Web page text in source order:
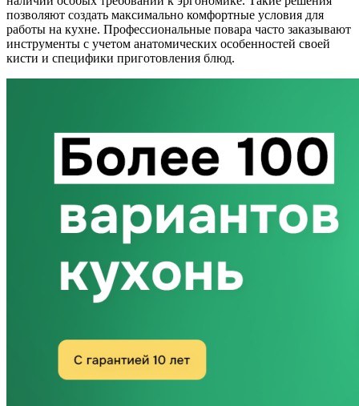
позволяют создать максимально комфортные условия для
работы на кухне. Профессиональные повара часто заказывают
инструменты с учетом анатомических особенностей своей
кисти и специфики приготовления блюд.